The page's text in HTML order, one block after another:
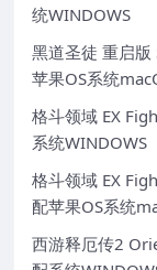
统WINDOWS
黑道圣徒 重启
苹果OS系统
格斗领域 EX
系统WINDOWS
格斗领域 EX
配苹果OS系统
西游释厄传2